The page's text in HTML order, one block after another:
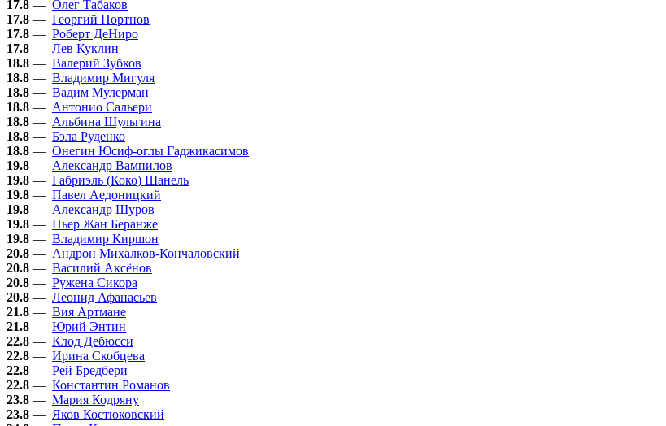
17.8 — Олег Табаков
17.8 — Георгий Портнов
17.8 — Роберт ДеНиро
17.8 — Лев Куклин
18.8 — Валерий Зубков
18.8 — Владимир Мигуля
18.8 — Вадим Мулерман
18.8 — Антонио Сальери
18.8 — Альбина Шульгина
18.8 — Бэла Руденко
18.8 — Онегин Юсиф-оглы Гаджикасимов
19.8 — Александр Вампилов
19.8 — Габриэль (Коко) Шанель
19.8 — Павел Аедоницкий
19.8 — Александр Шуров
19.8 — Пьер Жан Беранже
19.8 — Владимир Киршон
20.8 — Андрон Михалков-Кончаловский
20.8 — Василий Аксёнов
20.8 — Ружена Сикора
20.8 — Леонид Афанасьев
21.8 — Вия Артмане
21.8 — Юрий Энтин
22.8 — Клод Дебюсси
22.8 — Ирина Скобцева
22.8 — Рей Бредбери
22.8 — Константин Романов
23.8 — Мария Кодряну
23.8 — Яков Костюковский